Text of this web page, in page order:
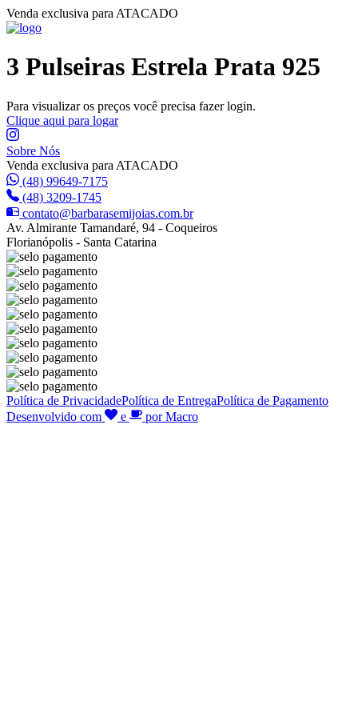
Venda exclusiva para ATACADO
3 Pulseiras Estrela Prata 925
Para visualizar os preços você precisa fazer login.
Clique aqui para logar
Sobre Nós
Venda exclusiva para ATACADO
(48) 99649-7175
(48) 3209-1745
contato@barbarasemijoias.com.br
Av. Almirante Tamandaré, 94 - Coqueiros
Florianópolis - Santa Catarina
Política de PrivacidadePolítica de EntregaPolítica de Pagamento
Desenvolvido com
e por Macro